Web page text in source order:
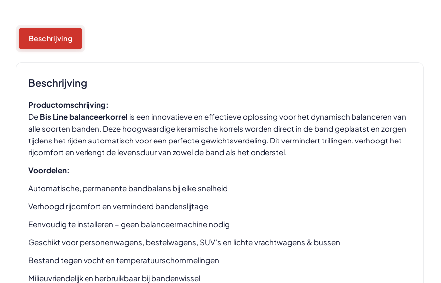
Beschrijving
Beschrijving
Productomschrijving:
De Bis Line balanceerkorrel is een innovatieve en effectieve oplossing voor het dynamisch balanceren van
alle soorten banden. Deze hoogwaardige keramische korrels worden direct in de band geplaatst en zorgen
tijdens het rijden automatisch voor een perfecte gewichtsverdeling. Dit vermindert trillingen, verhoogt het
rijcomfort en verlengt de levensduur van zowel de band als het onderstel.
Voordelen:
Automatische, permanente bandbalans bij elke snelheid
Verhoogd rijcomfort en verminderd bandenslijtage
Eenvoudig te installeren – geen balanceermachine nodig
Geschikt voor personenwagens, bestelwagens, SUV’s en lichte vrachtwagens & bussen
Bestand tegen vocht en temperatuurschommelingen
Milieuvriendelijk en herbruikbaar bij bandenwissel